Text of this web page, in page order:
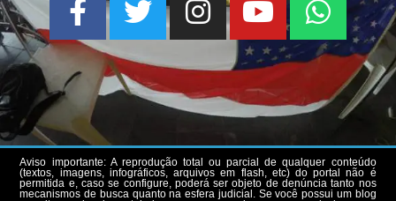
Aviso importante: A reprodução total ou parcial de qualquer conteúdo
(textos, imagens, infográficos, arquivos em flash, etc) do portal não é
permitida e, caso se configure, poderá ser objeto de denúncia tanto nos
mecanismos de busca quanto na esfera judicial. Se você possui um blog